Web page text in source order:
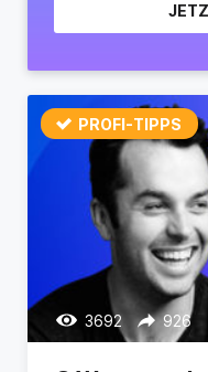
PROFI-TIPPS
3692 926